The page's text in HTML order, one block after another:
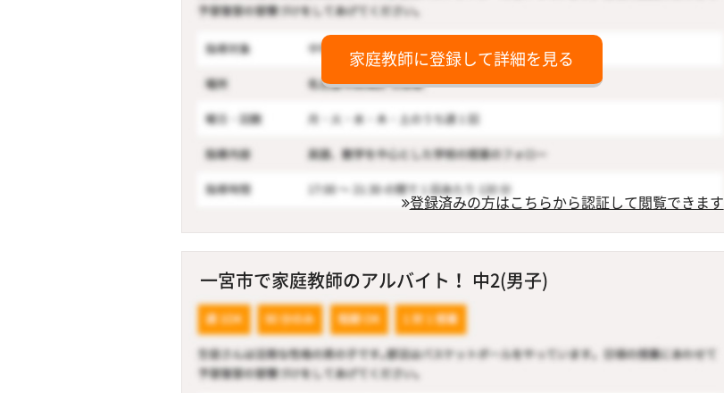
家庭教師に登録して詳細を見る
登録済みの方はこちらから認証して閲覧できます
一宮市で家庭教師のアルバイト！ 中2(男子)